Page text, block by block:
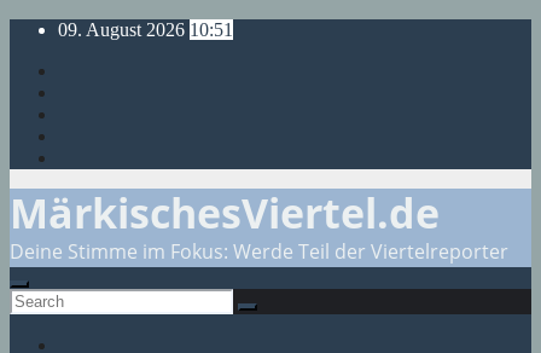
Skip
content
09. August 2026 10:51
MärkischesViertel.de
Deine Stimme im Fokus: Werde Teil der Viertelreporter